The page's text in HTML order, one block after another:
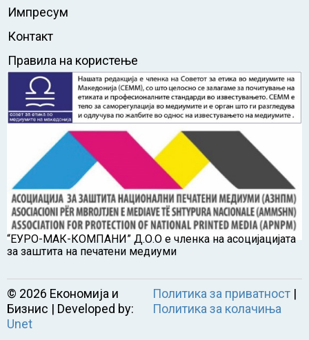
Импресум
Контакт
Правила на користење
“ЕУРО-МАК-КОМПАНИ” Д.О.О е членка на асоцијацијата
за заштита на печатени медиуми
© 2026 Економија и
Бизнис | Developed by:
Unet
Политика за приватност|
Политика за колачиња